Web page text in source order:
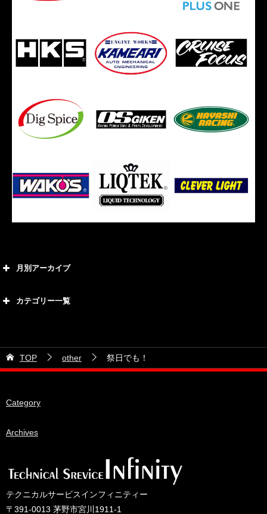
月別アーカイブ
2026年5月
2026年4月
2026年2月
2025年11月
2025年9月
カテゴリー一覧
21号車
28号車
TOP other 祭日でも！
Category
Archives
テクニカルサービスインフィニティー
〒391-0013 茅野市宮川1911-1